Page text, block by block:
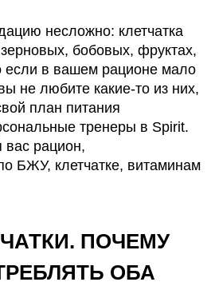
несложно: клетчатка
бобовых, фруктах,
если в вашем рационе мало
не любите какие-то из них,
план питания
тренеры в Spirit.
вас рацион,
БЖУ, клетчатке, витаминам
ПОЧЕМУ
ОБА